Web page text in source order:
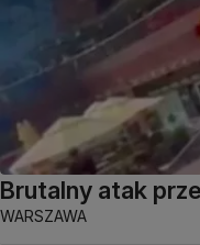
Brutalny atak
WARSZAWA